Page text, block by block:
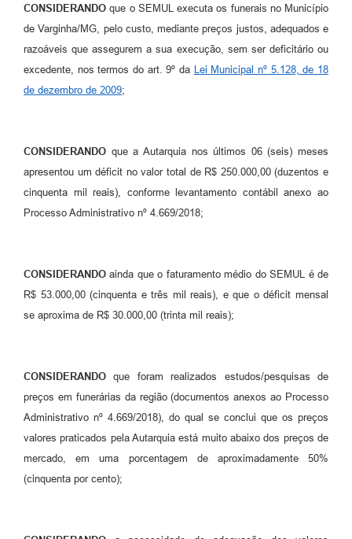
CONSIDERANDO que o SEMUL executa os funerais no Município
de Varginha/MG, pelo custo, mediante preços justos, adequados e
razoáveis que assegurem a sua execução, sem ser deficitário ou
excedente, nos termos do art. 9º da Lei Municipal nº 5.128, de 18
de dezembro de 2009;
CONSIDERANDO que a Autarquia nos últimos 06 (seis) meses
apresentou um déficit no valor total de R$ 250.000,00 (duzentos e
cinquenta mil reais), conforme levantamento contábil anexo ao
Processo Administrativo nº 4.669/2018;
CONSIDERANDO ainda que o faturamento médio do SEMUL é de
R$ 53.000,00 (cinquenta e três mil reais), e que o déficit mensal
se aproxima de R$ 30.000,00 (trinta mil reais);
CONSIDERANDO que foram realizados estudos/pesquisas de
preços em funerárias da região (documentos anexos ao Processo
Administrativo nº 4.669/2018), do qual se conclui que os preços
valores praticados pela Autarquia está muito abaixo dos preços de
mercado, em uma porcentagem de aproximadamente 50%
(cinquenta por cento);